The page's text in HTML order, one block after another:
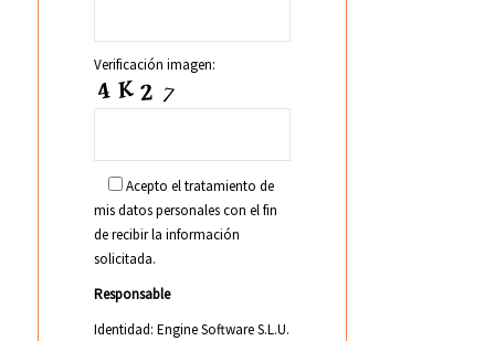
Verificación imagen:
Acepto el tratamiento de
mis datos personales con el fin
de recibir la información
solicitada.
Responsable
Identidad: Engine Software S.L.U.